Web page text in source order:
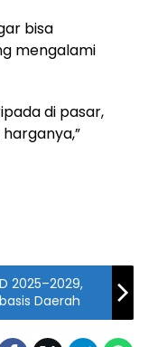
bisa
mengalami
di pasar,
2025–2029,